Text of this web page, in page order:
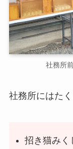
社務所
社務所にはた
招き猫みく